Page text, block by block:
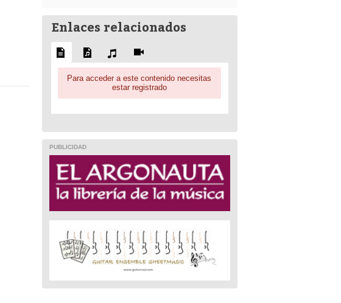
Enlaces relacionados
Para acceder a este contenido necesitas
estar registrado
PUBLICIDAD